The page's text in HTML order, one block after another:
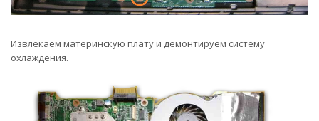
Извлекаем материнскую плату и демонтируем систему
охлаждения.